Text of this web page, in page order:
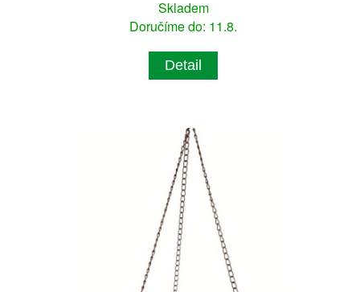
Skladem
Doručíme do: 11.8.
Detail